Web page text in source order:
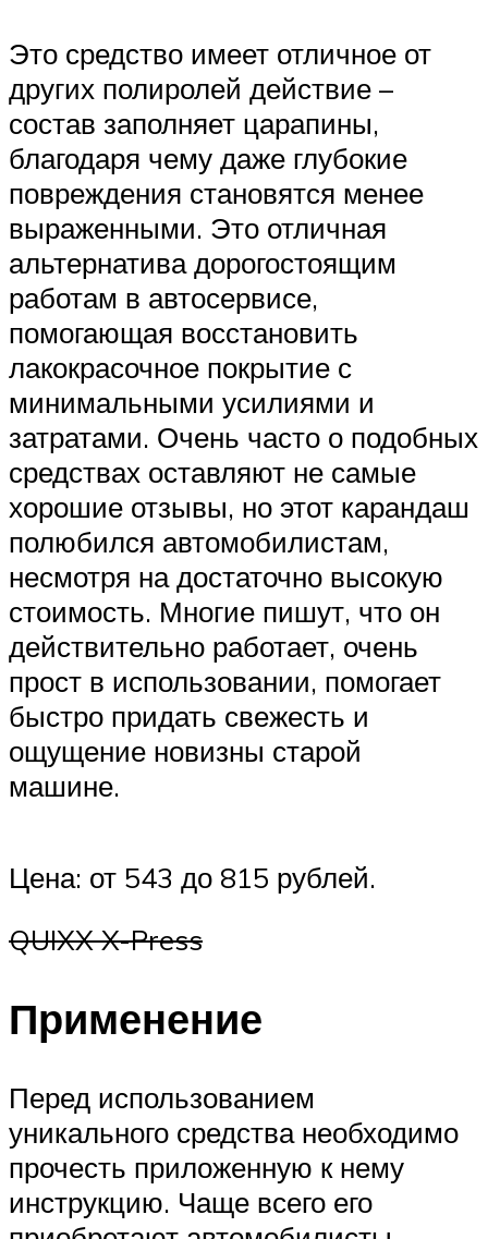
Это средство имеет отличное от
других полиролей действие –
состав заполняет царапины,
благодаря чему даже глубокие
повреждения становятся менее
выраженными. Это отличная
альтернатива дорогостоящим
работам в автосервисе,
помогающая восстановить
лакокрасочное покрытие с
минимальными усилиями и
затратами. Очень часто о подобных
средствах оставляют не самые
хорошие отзывы, но этот карандаш
полюбился автомобилистам,
несмотря на достаточно высокую
стоимость. Многие пишут, что он
действительно работает, очень
прост в использовании, помогает
быстро придать свежесть и
ощущение новизны старой
машине.
Цена: от 543 до 815 рублей.
QUIXX X-Press
Применение
Перед использованием
уникального средства необходимо
прочесть приложенную к нему
инструкцию. Чаще всего его